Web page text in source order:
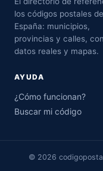
los códigos postales de
España: municipios,
provincias y calles, con
datos reales y mapas.
AYUDA
¿Cómo funcionan?
Buscar mi código
© 2026